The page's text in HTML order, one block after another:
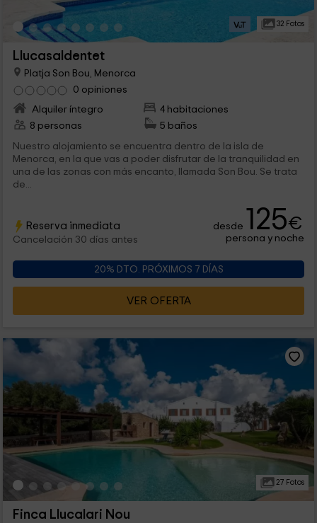
32 Fotos
Llucasaldentet
Platja Son Bou, Menorca
0 opiniones
Alquiler íntegro
4 habitaciones
8 personas
5 baños
Nuestro alojamiento se encuentra dentro de la isla de
Menorca, en la que vas a poder disfrutar de la tranquilidad en
una de las zonas con más encanto, llamada Son Bou. Se trata
de...
Reserva inmediata
Cancelación 30 días antes
desde 125€
persona y noche
20% DTO. PRÓXIMOS 7 DÍAS
VER OFERTA
27 Fotos
Finca Llucalari Nou